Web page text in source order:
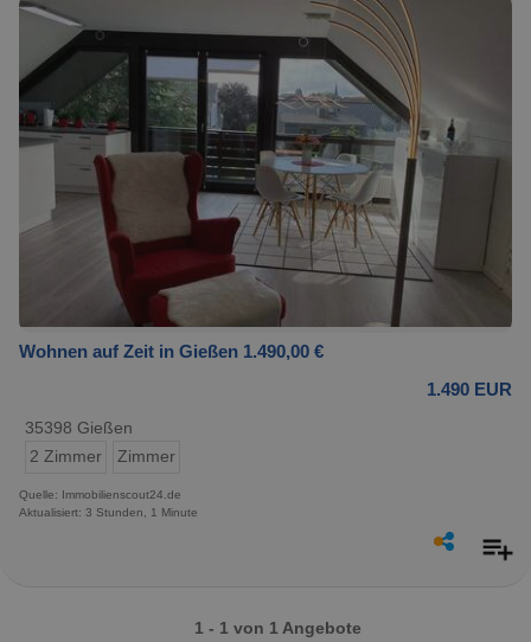
Wohnen auf Zeit in Gießen 1.490,00 €
1.490 EUR
35398 Gießen
2 Zimmer
Zimmer
Quelle: Immobilienscout24.de
Aktualisiert: 3 Stunden, 1 Minute
1 - 1 von 1 Angebote